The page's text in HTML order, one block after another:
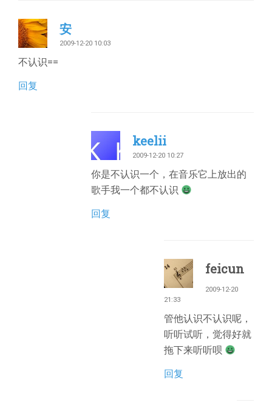
安
2009-12-20 10:03
不认识==
回复
keelii
2009-12-20 10:27
你是不认识一个，在音乐它上放出的
歌手我一个都不认识
回复
feicun
2009-12-20
21:33
管他认识不认识呢，
听听试听，觉得好就
拖下来听听呗
回复